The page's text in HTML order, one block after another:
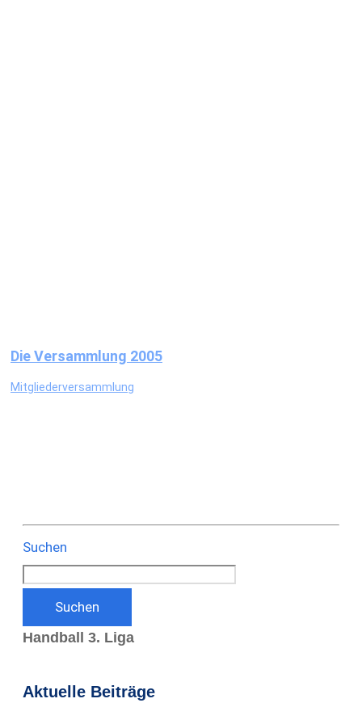
Die Versammlung 2005
Mitgliederversammlung
Suchen
Suchen
Handball 3. Liga
Aktuelle Beiträge